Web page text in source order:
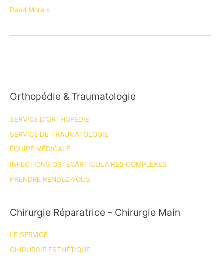
Félicitations
Dr
soutenance
thèse
de
sciences!
Read More »
Orthopédie & Traumatologie
SERVICE D’ORTHOPÉDIE
SERVICE DE TRAUMATOLOGIE
ÉQUIPE MÉDICALE
INFECTIONS OSTÉOARTICULAIRES COMPLEXES
PRENDRE RENDEZ-VOUS
Chirurgie Réparatrice – Chirurgie Main
LE SERVICE
CHIRURGIE ESTHÉTIQUE